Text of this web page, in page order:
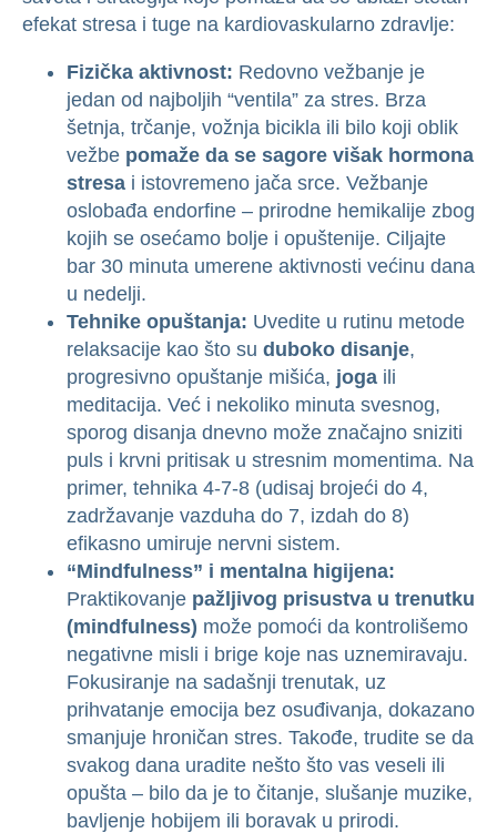
efekat stresa i tuge na kardiovaskularno zdravlje:
Fizička aktivnost: Redovno vežbanje je
jedan od najboljih “ventila” za stres. Brza
šetnja, trčanje, vožnja bicikla ili bilo koji oblik
vežbe pomaže da se sagore višak hormona
stresa i istovremeno jača srce. Vežbanje
oslobađa endorfine – prirodne hemikalije zbog
kojih se osećamo bolje i opuštenije. Ciljajte
bar 30 minuta umerene aktivnosti većinu dana
u nedelji.
Tehnike opuštanja: Uvedite u rutinu metode
relaksacije kao što su duboko disanje,
progresivno opuštanje mišića, joga ili
meditacija. Već i nekoliko minuta svesnog,
sporog disanja dnevno može značajno sniziti
puls i krvni pritisak u stresnim momentima. Na
primer, tehnika 4-7-8 (udisaj brojeći do 4,
zadržavanje vazduha do 7, izdah do 8)
efikasno umiruje nervni sistem.
“Mindfulness” i mentalna higijena:
Praktikovanje pažljivog prisustva u trenutku
(mindfulness) može pomoći da kontrolišemo
negativne misli i brige koje nas uznemiravaju.
Fokusiranje na sadašnji trenutak, uz
prihvatanje emocija bez osuđivanja, dokazano
smanjuje hroničan stres. Takođe, trudite se da
svakog dana uradite nešto što vas veseli ili
opušta – bilo da je to čitanje, slušanje muzike,
bavljenje hobijem ili boravak u prirodi.